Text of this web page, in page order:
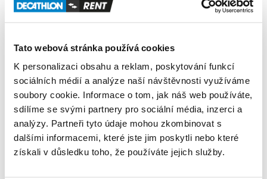
Tato webová stránka používá cookies
K personalizaci obsahu a reklam, poskytování funkcí
sociálních médií a analýze naší návštěvnosti využíváme
soubory cookie. Informace o tom, jak náš web používáte,
sdílíme se svými partnery pro sociální média, inzerci a
analýzy. Partneři tyto údaje mohou zkombinovat s
dalšími informacemi, které jste jim poskytli nebo které
získali v důsledku toho, že používáte jejich služby.
Pravidla Decathlon Rent
PODMÍNKY
Podmínky pronájmu
ZÁLOHA A SLEVA Z PŮJČKY